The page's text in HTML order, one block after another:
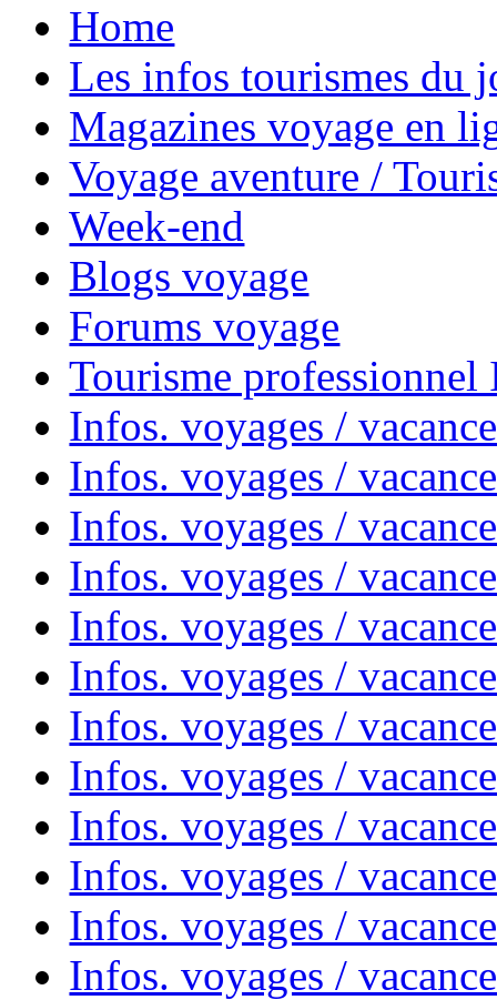
Home
Les infos tourismes du
Magazines voyage en
Voyage aventure /
Week-end
Blogs voyage
Forums voyage
Tourisme
Infos. voyages /
Infos. voyages /
Infos. voyages /
Infos. voyages /
Infos. voyages /
Infos. voyages /
Infos. voyages /
Infos. voyages /
Infos. voyages /
Infos. voyages /
Infos. voyages /
Infos. voyages /